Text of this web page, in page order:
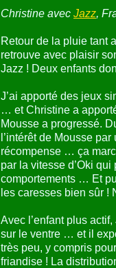
Christine avec Jazz,
Retour de la pluie tant
retrouve avec plaisir
Jazz ! Deux enfants
J’ai apporté des jeux
… et Christine a
Mousse a progressé.
l’intérêt de Mousse
récompense … ça
par la vitesse d’Oki
comportements … Et
les caresses bien sûr !
Avec l’enfant plus
sur le ventre … et il
très peu, y compris
friandise ! La